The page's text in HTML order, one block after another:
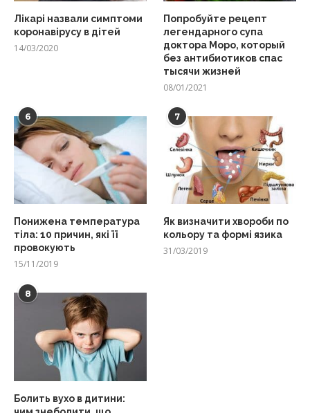
Лікарі назвали симптоми
коронавірусу в дітей
14/03/2020
Попробуйте рецепт
легендарного супа
доктора Моро, который
без антибиотиков спас
тысячи жизней
08/01/2021
6
Понижена температура
тіла: 10 причин, які її
провокують
15/11/2019
7
Як визначити хвороби по
кольору та формі язика
31/03/2019
8
Болить вухо в дитини: